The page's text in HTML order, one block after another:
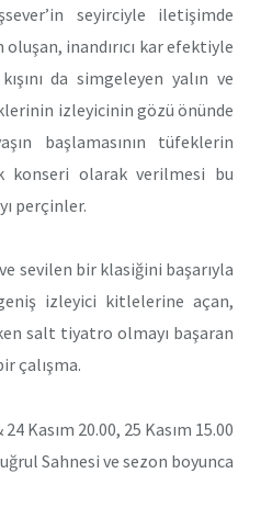
seyirciyle iletişimde
inandırıcı kar efektiyle
da simgeleyen yalın ve
izleyicinin gözü önünde
başlamasının tüfeklerin
konseri olarak verilmesi bu
perçinler.
sevilen bir klasiğini başarıyla
izleyici kitlelerine açan,
salt tiyatro olmayı başaran
çalışma.
Kasım 20.00, 25 Kasım 15.00
Sahnesi ve sezon boyunca